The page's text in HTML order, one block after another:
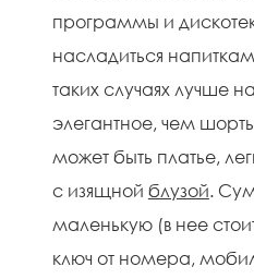
программы и
насладиться
таких случаях лучше
элегантное, чем
может быть платье,
с изящной блузой.
маленькую (в нее
ключ от номера,